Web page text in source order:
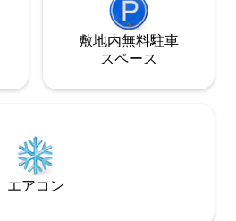
敷地内無料駐⁠車
ス⁠ペ⁠ー⁠ス
エアコン